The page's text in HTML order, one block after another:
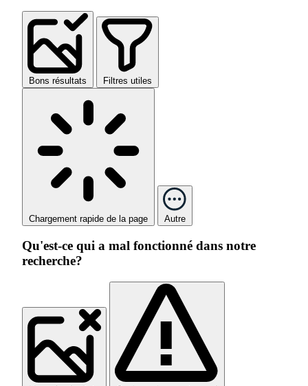
Bons résultats Filtres utiles
Chargement rapide de la page Autre
Qu'est-ce qui a mal fonctionné dans notre
recherche?